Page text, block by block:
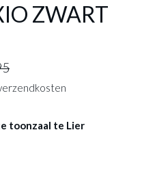
ZWART
toonzaal te Lier